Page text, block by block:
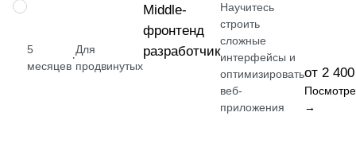
ПРОФЕССИЯ
5
месяцев
·
Для
продвинутых
Middle-
фронтенд
разработчик
Научитесь
строить
сложные
интерфейсы и
оптимизировать
веб-
приложения
от 2
→